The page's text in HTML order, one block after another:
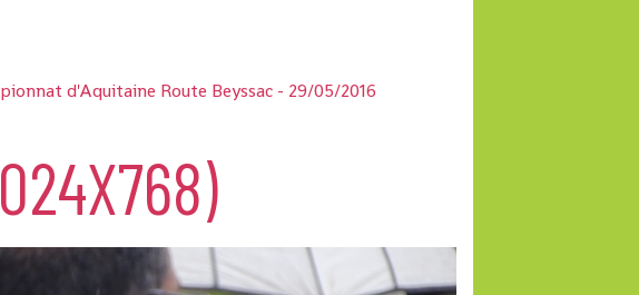
d'Aquitaine Route Beyssac - 29/05/2016